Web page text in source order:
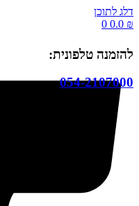
דלג לתוכן
0.0 ₪
0
להזמנה טלפונית:
054-2107000